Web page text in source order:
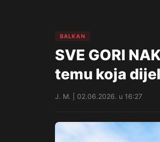
BALKAN
SVE GORI
temu koja
J. M. | 02.06.2026. u 16:27